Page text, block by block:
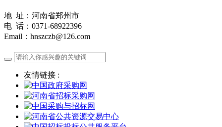
地 址：河南省郑州市
电 话：0371-68922396
Email：hnszczb@126.com
友情链接 :